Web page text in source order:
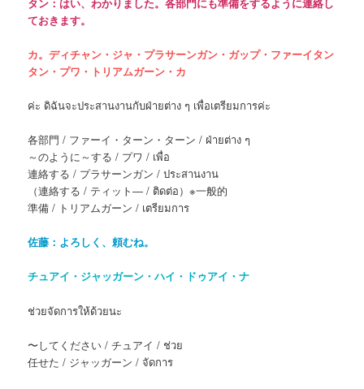
ておきます。
カ。ディチャン・ジャ・プラサーンガン・ガップ・ファーイタン
タン・プワ・トリアムガーン・カ
ค่ะ ดิฉันจะประสานงานกับฝ่ายต่าง ๆ เพื่อเตรียมการค่ะ
各部門 / ファーイ・ターン・ターン / ฝ่ายต่าง ๆ
～のように～する / プワ / เพื่อ
連絡する / プラサーンガン / ประสานงาน
（連絡する / ティット― / ติดต่อ）※一般的
準備 / トリアムガーン / เตรียมการ
佐藤：よろしく、頼むね。
チュアイ・ジャッガーン・ハイ・ドゥアイ・ナ
ช่วยจัดการให้ด้วยนะ
〜してください / チュアイ / ช่วย
任せた / ジャッガーン / จัดการ